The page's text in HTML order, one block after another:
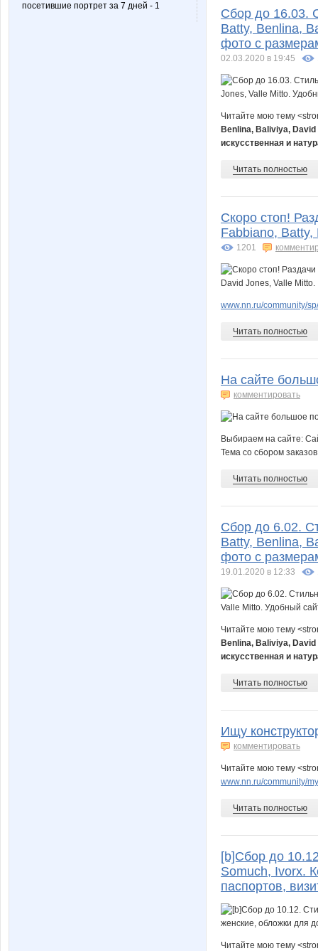
посетившие портрет за 7 дней - 1
Сбор до 16.03.
Batty, Benlina,
фото с
02.03.2020 в 19:45
Читайте мою тему
Benlina, Baliviya,
искусственная и
Читать полностью
Скоро стоп!
Fabbiano,
1201
www.nn.ru/community/
Читать полностью
На сайте
комментировать
Выбираем на сайте:
Тема со сбором
Читать полностью
Сбор до 6.02.
Batty, Benlina,
фото с
19.01.2020 в 12:33
Читайте мою тему
Benlina, Baliviya,
искусственная и
Читать полностью
Ищу
комментировать
Читайте мою тему
www.nn.ru/community/
Читать полностью
[b]Сбор до
Somuch, Ivorx.
паспортов,
Читайте мою тему